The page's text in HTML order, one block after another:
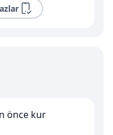
önce kur